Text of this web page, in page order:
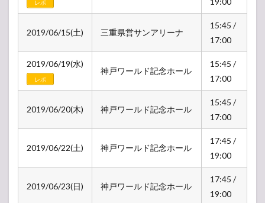
レポ
2019/06/15(土) 三重県営サンアリーナ
15:45 /
17:00
2019/06/19(水)
レポ
神戸ワールド記念ホール
15:45 /
17:00
2019/06/20(木) 神戸ワールド記念ホール
15:45 /
17:00
2019/06/22(土) 神戸ワールド記念ホール
17:45 /
19:00
2019/06/23(日) 神戸ワールド記念ホール
17:45 /
19:00